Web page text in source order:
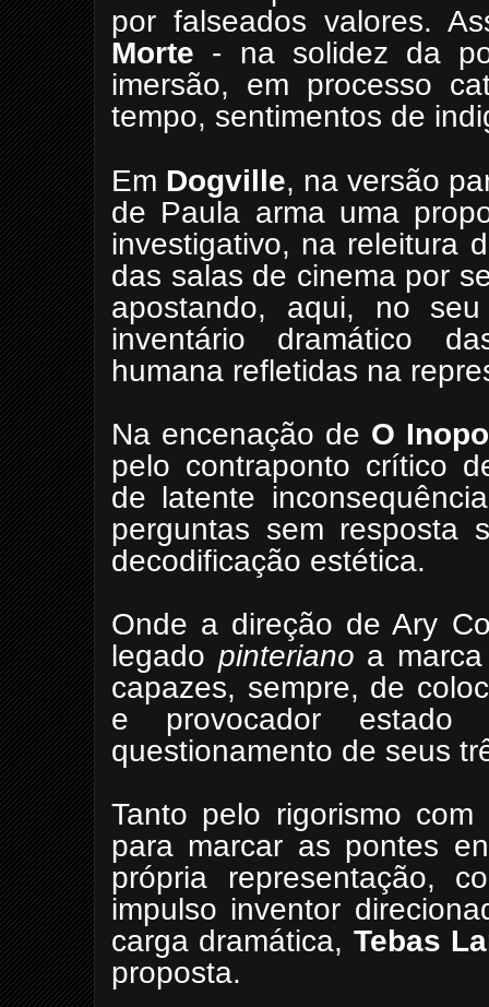
por falseados valores.
Morte - na solidez da
imersão, em processo
tempo, sentimentos de
Em Dogville, na versão
de Paula arma uma
investigativo, na releitura
das salas de cinema por
apostando, aqui, no
inventário dramático
humana refletidas na
Na encenação de O
pelo contraponto crítico
de latente
perguntas sem resposta
decodificação estética.
Onde a direção de Ary
legado pinteriano a
capazes, sempre, de
e provocador
questionamento de seus
Tanto pelo rigorismo
para marcar as pontes
própria representação,
impulso inventor
carga dramática, Tebas
proposta.